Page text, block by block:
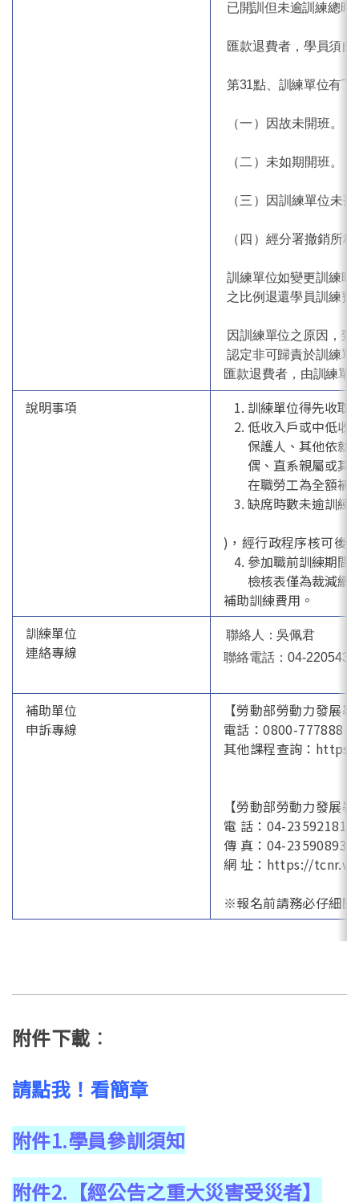
已開訓但未逾訓練總時
匯款退費者，學員須
第31點、訓練單位有下
（一） 因故未開班。
（二） 未如期開班。
（三） 因訓練單位未
（四）經分署撤銷所
訓練單位如變更訓練
之比例退還學員訓練費
因訓練單位之原因，
認定非可歸責於訓練
匯款退費者，由訓練單
說明事項
訓練單位得先收取
低收入戶或中低收
保護人、其他依就
偶、直系親屬或其
在職勞工為全額補
缺席時數未逾訓練
)，經行政程序核可後
參加職前訓練期間
檢核表僅為裁減續
補助訓練費用。
訓練單位
連絡專線
聯絡人：吳佩君
聯絡電話：04-
補助單位
申訴專線
【勞動部勞動力發展
電話：0800-777888
其他課程查詢：
【勞動部勞動力發展
電 話：04-23592181
傳 真：04-23590893
網 址：https://
※報名前請務必仔細閱
附件下載 ：
請點我！看簡章
附件1.學員參訓須知
附件2.【經公告之重大災害受災者】